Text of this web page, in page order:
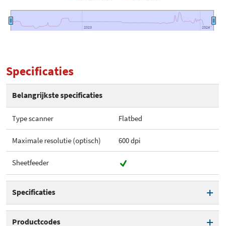
2023
2023 2024
2024
Specificaties
Belangrijkste specificaties
Type scanner Flatbed
Maximale resolutie (optisch) 600 dpi
Sheetfeeder
Specificaties
Productcodes